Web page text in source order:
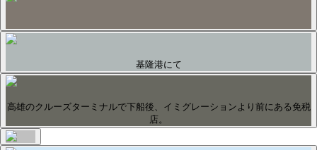
基隆港にて
高雄のクルーズターミナルで下船後、イミグレーションより前にある免税
店。